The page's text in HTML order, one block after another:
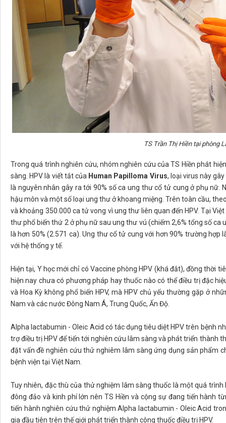
TS Trần Thị Hiền tại phòng
Trong quá trình nghiên cứu, nhóm nghiên cứu của TS Hiền phát
sàng. HPV là viết tắt của Human Papilloma Virus, loại virus này
là nguyên nhân gây ra tới 90% số ca ung thư cổ tử cung ở phụ
hậu môn và một số loại ung thư ở khoang miệng. Trên toàn cầu,
và khoảng 350.000 ca tử vong vì ung thư liên quan đến HPV. Tại
thư phổ biến thứ 2 ở phụ nữ sau ung thư vú (chiếm 2,6% tổng số
là hơn 50% (2.571 ca). Ung thư cổ tử cung với hơn 90% trường
với hệ thống y tế.
Hiện tại, Y học mới chỉ có Vaccine phòng HPV (khá đắt), đồng thời
hiện nay chưa có phương pháp hay thuốc nào có thể điều trị đặc
và Hoa Kỳ không phổ biến HPV, mà HPV chủ yếu thường gặp ở
Nam và các nước Đông Nam Á, Trung Quốc, Ấn Độ.
Alpha lactabumin - Oleic Acid có tác dụng tiêu diệt HPV trên bệnh
trợ điều trị HPV để tiến tới nghiên cứu lâm sàng và phát triển thành
đặt vấn đề nghiên cứu thử nghiêm lâm sàng ứng dụng sản phẩm
bệnh viện tại Việt Nam.
Tuy nhiên, đặc thù của thử nghiệm lâm sàng thuốc là một quá
đông đảo và kinh phí lớn nên TS Hiền và cộng sự đang tiến hành
tiến hành nghiên cứu thử nghiệm Alpha lactabumin - Oleic Acid
gia đầu tiên trên thế giới phát triển thành công thuốc điều trị HPV.